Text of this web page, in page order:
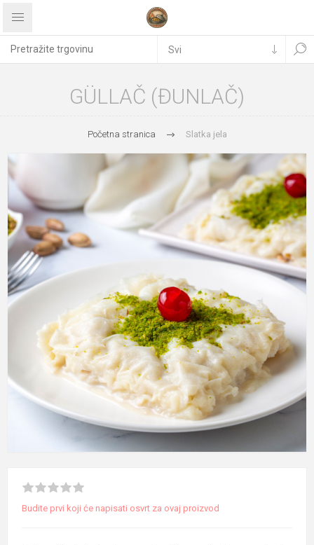
GÜLLAČ (ĐUNLAČ)
Početna stranica Slatka jela
Budite prvi koji će napisati osvrt za ovaj proizvod